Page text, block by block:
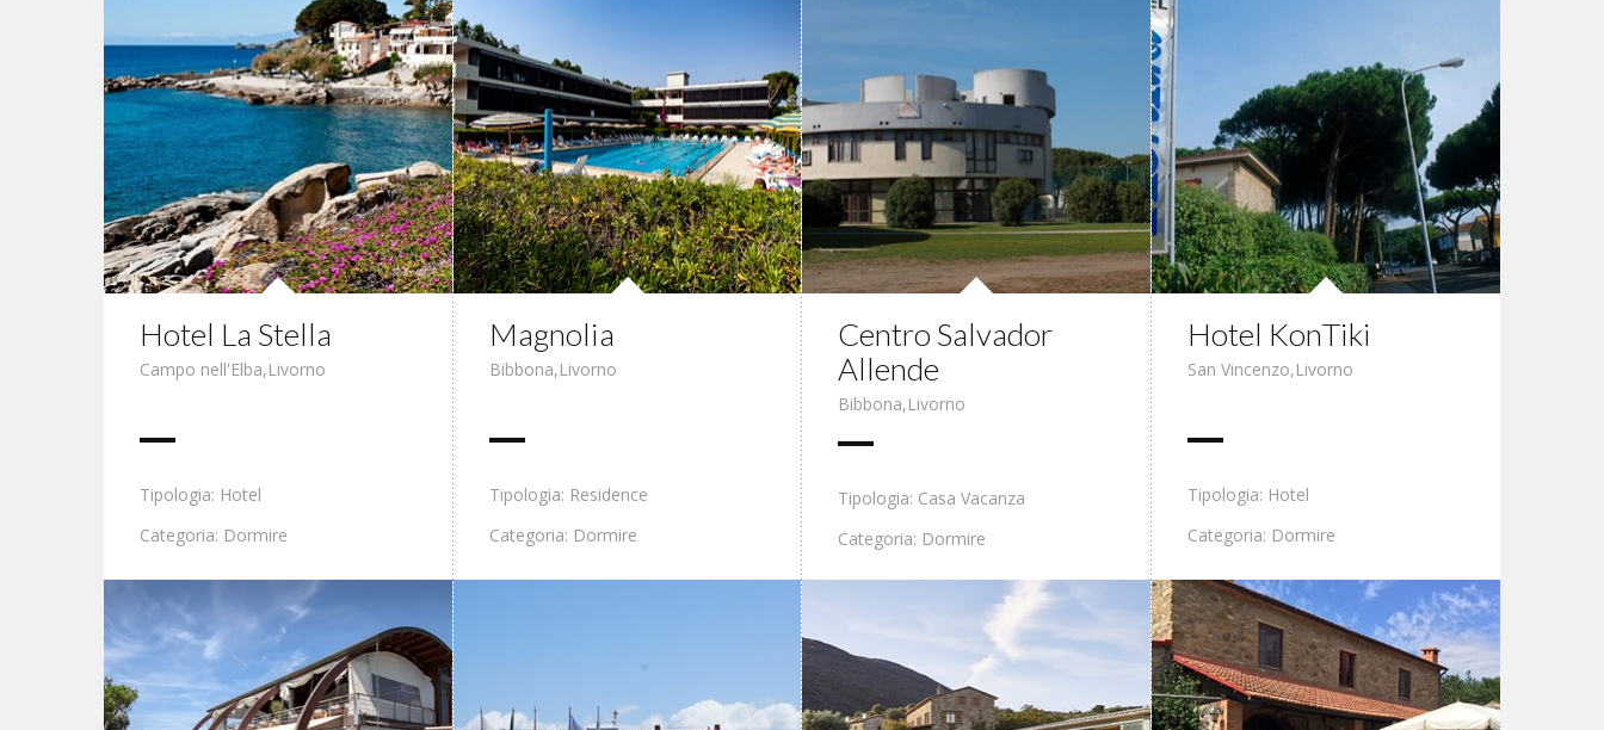
Hotel La Stella
Campo nell'Elba,Livorno
Tipologia: Hotel
Categoria: Dormire
Magnolia
Bibbona,Livorno
Tipologia: Residence
Categoria: Dormire
Centro Salvador
Allende
Bibbona,Livorno
Tipologia: Casa Vacanza
Categoria: Dormire
Hotel KonTiki
San Vincenzo,Livorno
Tipologia: Hotel
Categoria: Dormire